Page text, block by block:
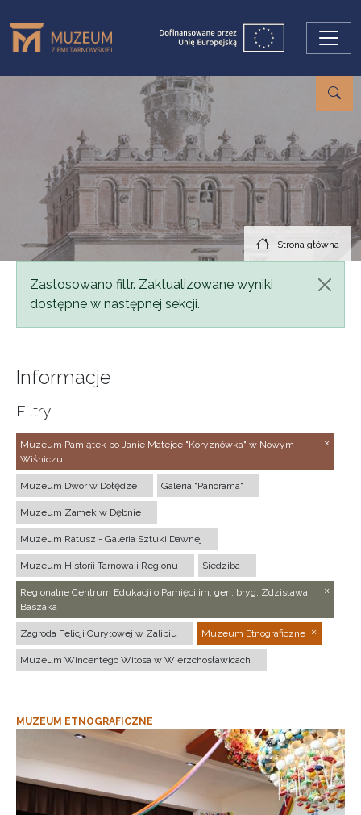
Strona główna
Komunikat
Zastosowano filtr. Zaktualizowane wyniki
dostępne w następnej sekcji.
Informacje
Filtry:
Muzeum Pamiątek po Janie Matejce "Koryznówka" w Nowym
Wiśniczu
Muzeum Dwór w Dołędze Galeria "Panorama"
Muzeum Zamek w Dębnie
Muzeum Ratusz - Galeria Sztuki Dawnej
Muzeum Historii Tarnowa i Regionu Siedziba
Regionalne Centrum Edukacji o Pamięci im. gen. bryg. Zdzisława
Baszaka
Zagroda Felicji Curyłowej w Zalipiu Muzeum Etnograficzne
Muzeum Wincentego Witosa w Wierzchosławicach
MUZEUM ETNOGRAFICZNE